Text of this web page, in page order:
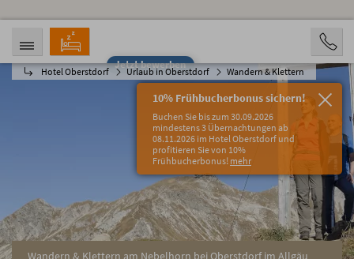
Jetzt bewerben
Hotel Oberstdorf Urlaub in Oberstdorf Wandern & Klettern
10% Frühbucherbonus sichern!
Buchen Sie bis zum 30.09.2026
mindestens 3 Übernachtungen ab
08.11.2026 im Hotel Oberstdorf und
profitieren Sie von 10%
Frühbucherbonus! mehr
ANREISE ABREISE
13.08.2026
Wandern & Klettern am Nebelhorn bei Oberstdorf im Allgäu